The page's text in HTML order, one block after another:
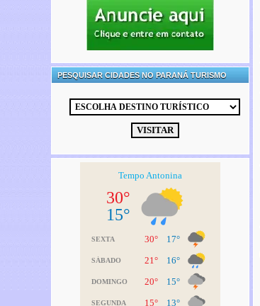
PESQUISAR CIDADES NO PARANÁ TURISMO